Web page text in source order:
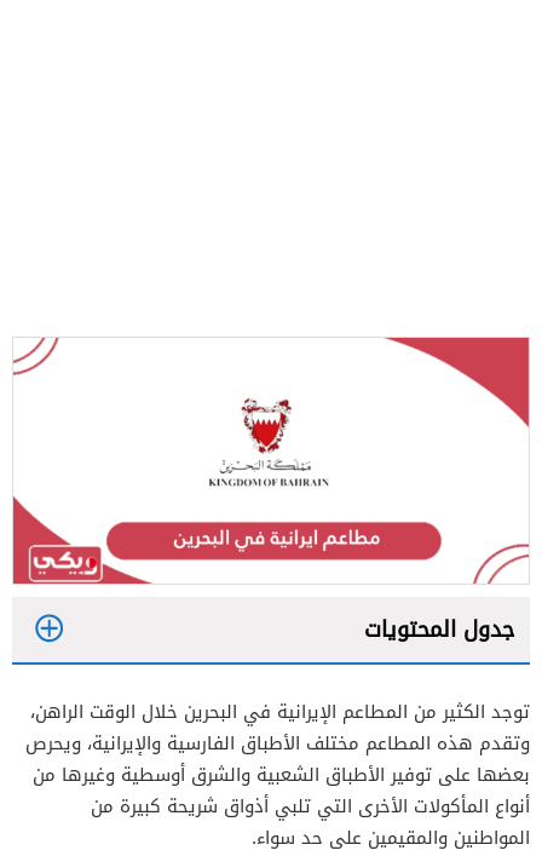
جدول المحتويات
2
3
4
توجد الكثير من المطاعم الإيرانية في البحرين خلال الوقت الراهن،
وتقدم هذه المطاعم مختلف الأطباق الفارسية والإيرانية، ويحرص
بعضها على توفير الأطباق الشعبية والشرق أوسطية وغيرها من
أنواع المأكولات الأخرى التي تلبي أذواق شريحة كبيرة من
المواطنين والمقيمين على حد سواء.